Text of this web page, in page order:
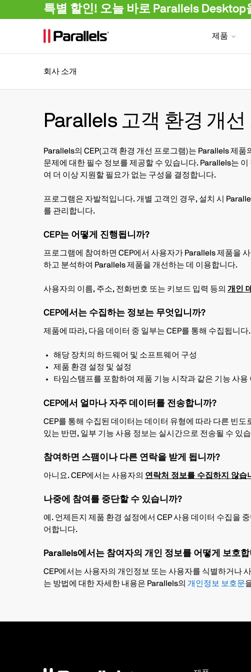
특별 할인! 오늘 바로 Parallels
제품
회사 소개
Parallels 고객 환경 개선
Parallels의 CEP(고객 환경 개선 프로그램)는 Parallels 제
문제에 대한 필수 정보를 제공할 수 있습니다. Parallels는
여 더 이상 지원할 필요가 없는 구성을 결정합니다.
프로그램은 자발적입니다. 개별 고객인 경우, 설치 시
를 관리합니다.
CEP는 어떻게 진행됩니까?
프로그램에 참여하면 CEP에서 사용자가 Parallels 제품을
하고 분석하여 Parallels 제품을 개선하는 데 이용합니다.
사용자의 이름, 주소, 전화번호 또는 키보드 입력 등의 개인
CEP에서는 수집하는 정보는 무엇입니까?
제품에 따라, 다음 데이터 중 일부는 CEP를 통해 수집됩니다.
해당 장치의 하드웨어 및 소프트웨어 구성
제품 환경 설정 및 설정
타임스탬프를 포함하여 제품 기능 시작과 같은 기능 사용
CEP에서 얼마나 자주 데이터를 전송합니까?
CEP를 통해 수집된 데이터는 데이터 유형에 따라 다른 빈
있는 반면, 일부 기능 사용 정보는 실시간으로 전송될 수 있
참여하면 스팸이나 다른 연락을 받게 됩니까?
아니요. CEP에서는 사용자의 연락처 정보를 수집하지 않습
나중에 참여를 중단할 수 있습니까?
예. 언제든지 제품 환경 설정에서 CEP 사용 데이터 수집을
어합니다.
Parallels에서는 참여자의 개인 정보를 어떻게 보호
CEP에서는 사용자의 개인정보 또는 사용자를 식별하거나
는 방법에 대한 자세한 내용은 Parallels의 개인정보 보호문